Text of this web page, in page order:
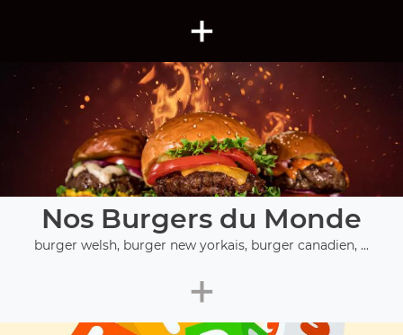
+
Nos Burgers du Monde
burger welsh, burger new yorkais, burger canadien, ...
+